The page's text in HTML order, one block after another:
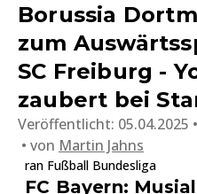
Borussia
zum
SC Freiburg -
zaubert bei
Veröffentlicht: 05.04.2025
von Martin Jahns
ran Fußball Bundesliga
FC Bayern: